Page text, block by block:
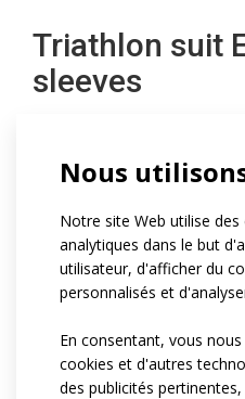
Nous
Notre site Web utilise
analytiques dans le but
utilisateur, d'afficher du
personnalisés et
En consentant, vous
cookies et d'autres
des publicités
Triathlon suit
sleeves
basic version with non-
underlaid zip with a cover,
material for better
the suit includes top-
pocket at the back. Double
Reflective details and your
in the picture can be added